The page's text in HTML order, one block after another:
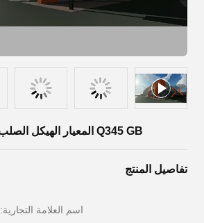
Q345 GB المعيار الهيكل الصلب المجهز مخزن طلاء
تفاصيل المنتج
اسم العلامة التجارية: KXD Steel Structure